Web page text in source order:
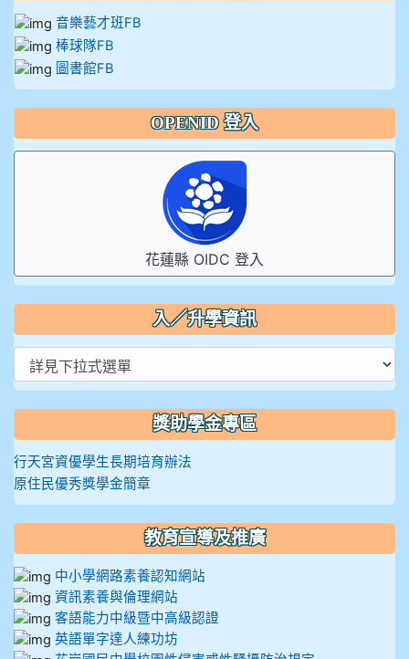
音樂藝才班FB
棒球隊FB
圖書館FB
OPENID 登入
花蓮縣 OIDC 登入
入／升學資訊
獎助學金專區
行天宮資優學生長期培育辦法
原住民優秀獎學金簡章
教育宣導及推廣
中小學網路素養認知網站
資訊素養與倫理網站
客語能力中級暨中高級認證
英語單字達人練功坊